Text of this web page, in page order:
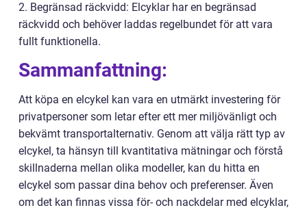
2. Begränsad räckvidd: Elcyklar har en begränsad
räckvidd och behöver laddas regelbundet för att vara
fullt funktionella.
Sammanfattning:
Att köpa en elcykel kan vara en utmärkt investering för
privatpersoner som letar efter ett mer miljövänligt och
bekvämt transportalternativ. Genom att välja rätt typ av
elcykel, ta hänsyn till kvantitativa mätningar och förstå
skillnaderna mellan olika modeller, kan du hitta en
elcykel som passar dina behov och preferenser. Även
om det kan finnas vissa för- och nackdelar med elcyklar,